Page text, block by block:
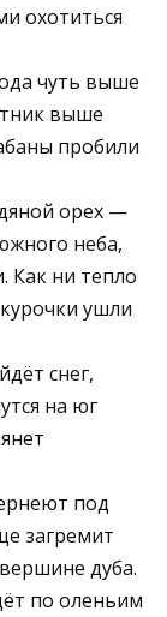
охотиться
чуть выше
выше
пробили
орех —
неба,
Как ни тепло
ушли
снег,
на юг
под
загремит
дуба.
по оленьим